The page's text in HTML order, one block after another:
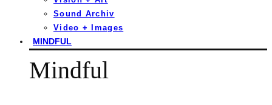
Sound Archiv
Video + Images
MINDFUL
Mindful